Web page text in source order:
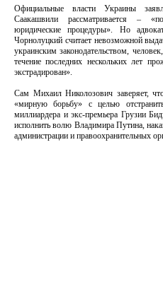
Официальные власти Украины
Саакашвили рассматривается –
юридические процедуры». Но
Чорнолуцкий считает невозможной
украинским законодательством,
течение последних нескольких лет
экстрадирован».
Сам Михаил Николозович заверяет,
«мирную борьбу» с целью
миллиардера и экс-премьера Грузии
исполнить волю Владимира Путина,
администрации и правоохранительных